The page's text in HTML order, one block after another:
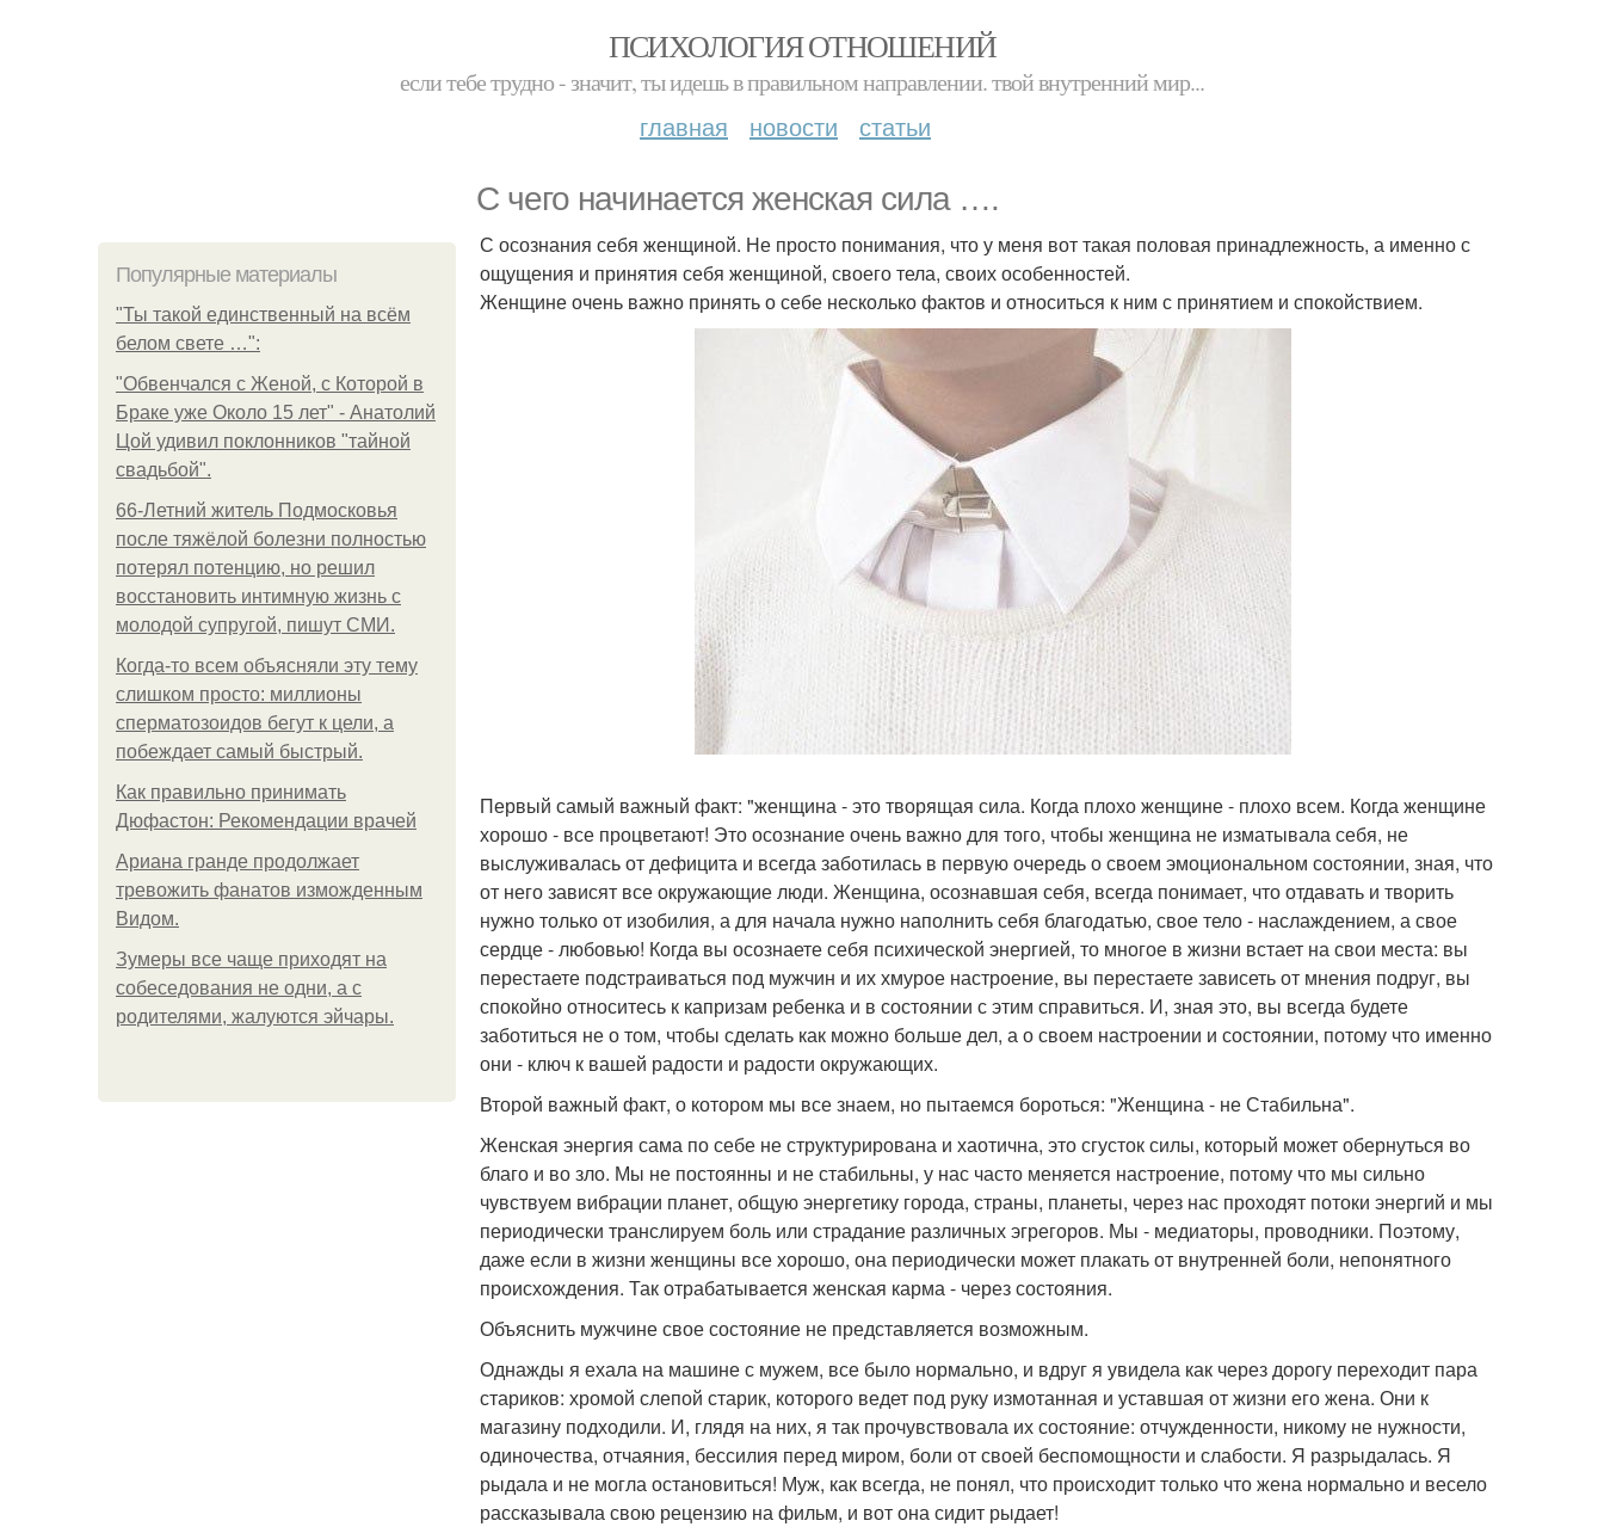
ПСИХОЛОГИЯ ОТНОШЕНИЙ
если тебе трудно - значит, ты идешь в правильном направлении. твой внутренний мир...
главная новости статьи
С чего начинается женская сила ….
Популярные материалы
"Ты такой единственный на всём
белом свете …":
"Обвенчался с Женой, с Которой в
Браке уже Около 15 лет" - Анатолий
Цой удивил поклонников "тайной
свадьбой".
66-Летний житель Подмосковья
после тяжёлой болезни полностью
потерял потенцию, но решил
восстановить интимную жизнь с
молодой супругой, пишут СМИ.
Когда-то всем объясняли эту тему
слишком просто: миллионы
сперматозоидов бегут к цели, а
побеждает самый быстрый.
Как правильно принимать
Дюфастон: Рекомендации врачей
Ариана гранде продолжает
тревожить фанатов изможденным
Видом.
Зумеры все чаще приходят на
собеседования не одни, а с
родителями, жалуются эйчары.
С осознания себя женщиной. Не просто понимания, что у меня вот такая половая принадлежность, а именно с
ощущения и принятия себя женщиной, своего тела, своих особенностей.
Женщине очень важно принять о себе несколько фактов и относиться к ним с принятием и спокойствием.
Первый самый важный факт: "женщина - это творящая сила. Когда плохо женщине - плохо всем. Когда женщине
хорошо - все процветают! Это осознание очень важно для того, чтобы женщина не изматывала себя, не
выслуживалась от дефицита и всегда заботилась в первую очередь о своем эмоциональном состоянии, зная, что
от него зависят все окружающие люди. Женщина, осознавшая себя, всегда понимает, что отдавать и творить
нужно только от изобилия, а для начала нужно наполнить себя благодатью, свое тело - наслаждением, а свое
сердце - любовью! Когда вы осознаете себя психической энергией, то многое в жизни встает на свои места: вы
перестаете подстраиваться под мужчин и их хмурое настроение, вы перестаете зависеть от мнения подруг, вы
спокойно относитесь к капризам ребенка и в состоянии с этим справиться. И, зная это, вы всегда будете
заботиться не о том, чтобы сделать как можно больше дел, а о своем настроении и состоянии, потому что именно
они - ключ к вашей радости и радости окружающих.
Второй важный факт, о котором мы все знаем, но пытаемся бороться: "Женщина - не Стабильна".
Женская энергия сама по себе не структурирована и хаотична, это сгусток силы, который может обернуться во
благо и во зло. Мы не постоянны и не стабильны, у нас часто меняется настроение, потому что мы сильно
чувствуем вибрации планет, общую энергетику города, страны, планеты, через нас проходят потоки энергий и мы
периодически транслируем боль или страдание различных эгрегоров. Мы - медиаторы, проводники. Поэтому,
даже если в жизни женщины все хорошо, она периодически может плакать от внутренней боли, непонятного
происхождения. Так отрабатывается женская карма - через состояния.
Объяснить мужчине свое состояние не представляется возможным.
Однажды я ехала на машине с мужем, все было нормально, и вдруг я увидела как через дорогу переходит пара
стариков: хромой слепой старик, которого ведет под руку измотанная и уставшая от жизни его жена. Они к
магазину подходили. И, глядя на них, я так прочувствовала их состояние: отчужденности, никому не нужности,
одиночества, отчаяния, бессилия перед миром, боли от своей беспомощности и слабости. Я разрыдалась. Я
рыдала и не могла остановиться! Муж, как всегда, не понял, что происходит только что жена нормально и весело
рассказывала свою рецензию на фильм, и вот она сидит рыдает!